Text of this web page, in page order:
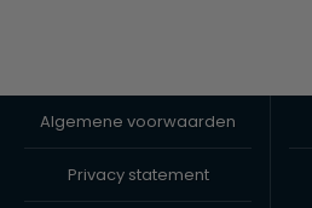
Algemene voorwaarden
Privacy statement